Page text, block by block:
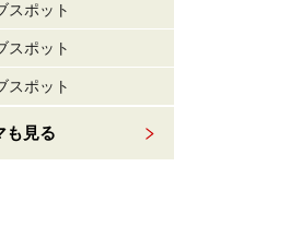
スポット
スポット
スポット
も見る